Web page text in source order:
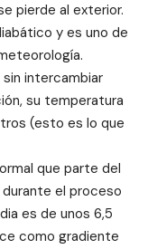
pierde al exterior.
y es uno de
intercambiar
su temperatura
(esto es lo que
que parte del
el proceso
es de unos 6,5
como gradiente